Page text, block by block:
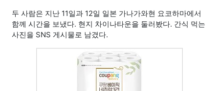
두 사람은 지난 11일과 12일 일본 가나가와현 요코하마에서
함께 시간을 보냈다. 현지 차이나타운을 둘러봤다. 간식 먹는
사진을 SNS 게시물로 남겼다.